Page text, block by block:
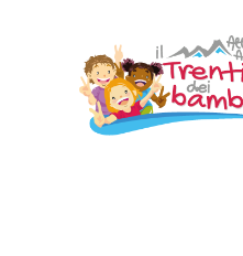
contenuto